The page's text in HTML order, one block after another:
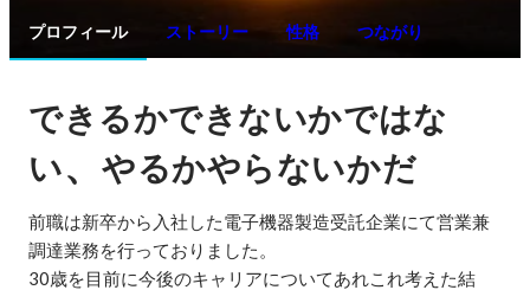
プロフィール ストーリー 性格 つながり
できるかできないかではな
い、やるかやらないかだ
前職は新卒から入社した電子機器製造受託企業にて営業兼
調達業務を行っておりました。
30歳を目前に今後のキャリアについてあれこれ考えた結